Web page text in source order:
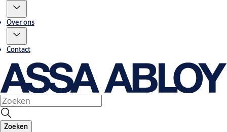
Over ons
Contact
Zoeken